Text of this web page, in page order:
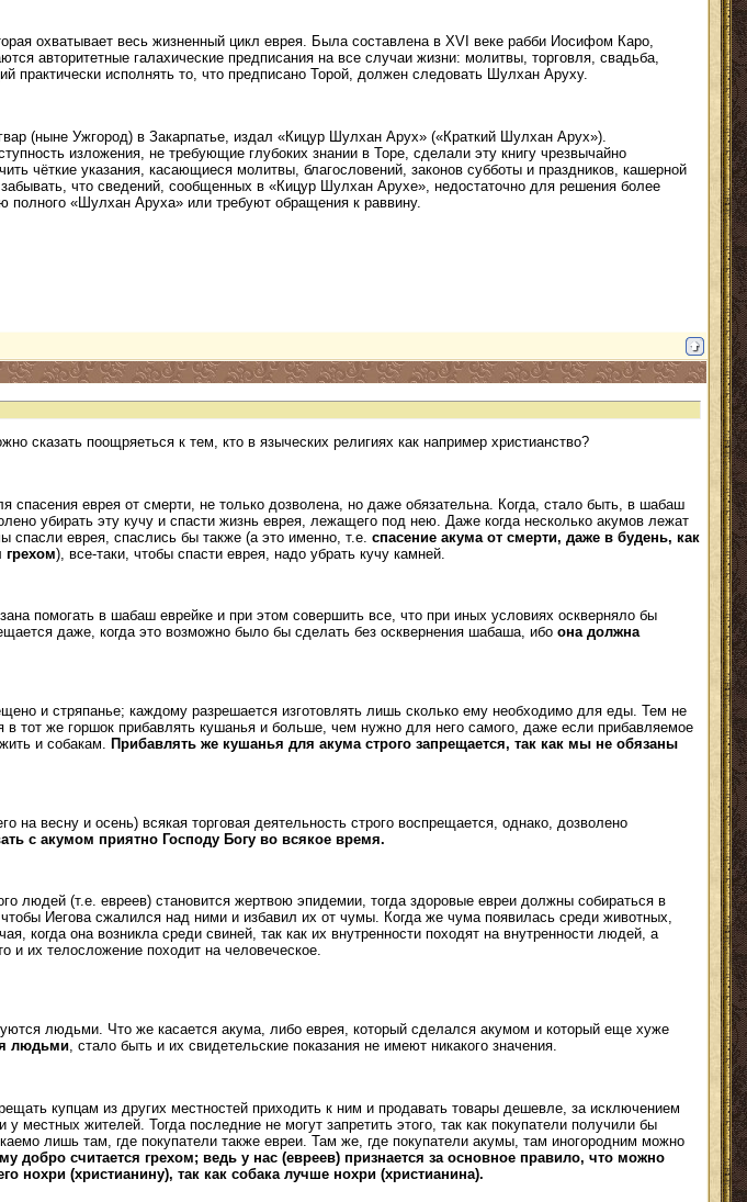
охватывает весь жизненный цикл еврея. Была составлена в XVI веке рабби Иосифом Каро,
авторитетные галахические предписания на все случаи жизни: молитвы, торговля, свадьба,
исполнять то, что предписано Торой, должен следовать Шулхан Аруху.
(ныне Ужгород) в Закарпатье, издал «Кицур Шулхан Арух» («Краткий Шулхан Арух»).
изложения, не требующие глубоких знании в Торе, сделали эту книгу чрезвычайно
чёткие указания, касающиеся молитвы, благословений, законов субботы и праздников, кашерной
что сведений, сообщенных в «Кицур Шулхан Арухе», недостаточно для решения более
«Шулхан Аруха» или требуют обращения к раввину.
сказать поощряеться к тем, кто в языческих религиях как например христианство?
еврея от смерти, не только дозволена, но даже обязательна. Когда, стало быть, в шабаш
убирать эту кучу и спасти жизнь еврея, лежащего под нею. Даже когда несколько акумов лежат
еврея, спаслись бы также (а это именно, т.е.спасение акума от смерти, даже в будень, как
грехом), все-таки, чтобы спасти еврея, надо убрать кучу камней.
помогать в шабаш еврейке и при этом совершить все, что при иных условиях оскверняло бы
даже, когда это возможно было бы сделать без осквернения шабаша, ибоона должна
и стряпанье; каждому разрешается изготовлять лишь сколько ему необходимо для еды. Тем не
в тот же горшок прибавлять кушанья и больше, чем нужно для него самого, даже если прибавляемое
и собакам.
Прибавлять же кушанья для акума строго запрещается, так как мы не обязаны
весну и осень) всякая торговая деятельность строго воспрещается, однако, дозволено
с акумом приятно Господу Богу во всякое время.
людей (т.е. евреев) становится жертвою эпидемии, тогда здоровые евреи должны собираться в
Иегова сжалился над ними и избавил их от чумы. Когда же чума появилась среди животных,
когда она возникла среди свиней, так как их внутренности походят на внутренности людей, а
и их телосложение походит на человеческое.
людьми. Что же касается акума, либо еврея, который сделался акумом и который еще хуже
людьми , стало быть и их свидетельские показания не имеют никакого значения.
купцам из других местностей приходить к ним и продавать товары дешевле, за исключением
местных жителей. Тогда последние не могут запретить этого, так как покупатели получили бы
лишь там, где покупатели также евреи. Там же, где покупатели акумы, там иногородним можно
добро считается грехом; ведь у нас (евреев) признается за основное правило, что можно
нохри (христианину), так как собака лучше нохри (христианина).